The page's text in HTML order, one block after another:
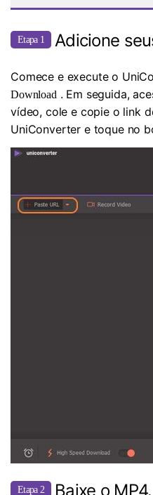
Etapa 1 Adicione
Comece e execute o
Download. Em seguida,
vídeo, cole e copie o link
UniConverter e toque no
Etapa 2 Baixe o MP4.